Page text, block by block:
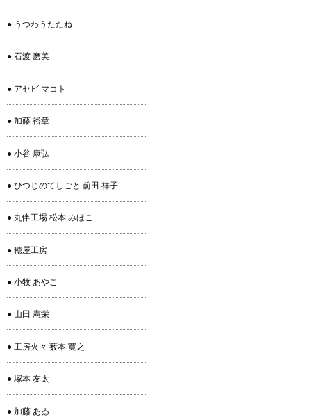
● うつわうたたね
● 石渡 磨美
● アセビ マコト
● 加藤 裕章
● 小谷 康弘
● ひつじのてしごと 前田 祥子
● 丸伴工場 松本 みほこ
● 穂屋工房
● 小牧 あやこ
● 山田 憲栄
● 工房火々 薮本 寛之
● 塚本 友太
● 加藤 あゐ